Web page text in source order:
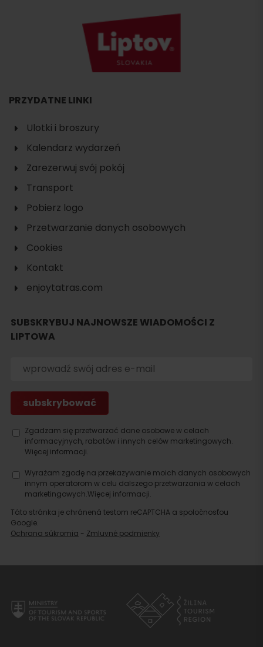
Szukaj
PRZYDATNE LINKI
Ulotki i broszury
Kalendarz wydarzeń
Zarezerwuj svój pokój
Transport
Pobierz logo
Przetwarzanie danych osobowych
Cookies
Kontakt
enjoytatras.com
SUBSKRYBUJ NAJNOWSZE WIADOMOŚCI Z
LIPTOWA
Zgadzam się przetwarzać dane osobowe w celach
informacyjnych, rabatów i innych celów marketingowych.
Więcej informacji.
Wyrażam zgodę na przekazywanie moich danych osobowych
innym operatorom w celu dalszego przetwarzania w celach
marketingowych.Więcej informacji.
Táto stránka je chránená testom reCAPTCHA a spoločnosťou
Google.
Ochrana súkromia - Zmluvné podmienky